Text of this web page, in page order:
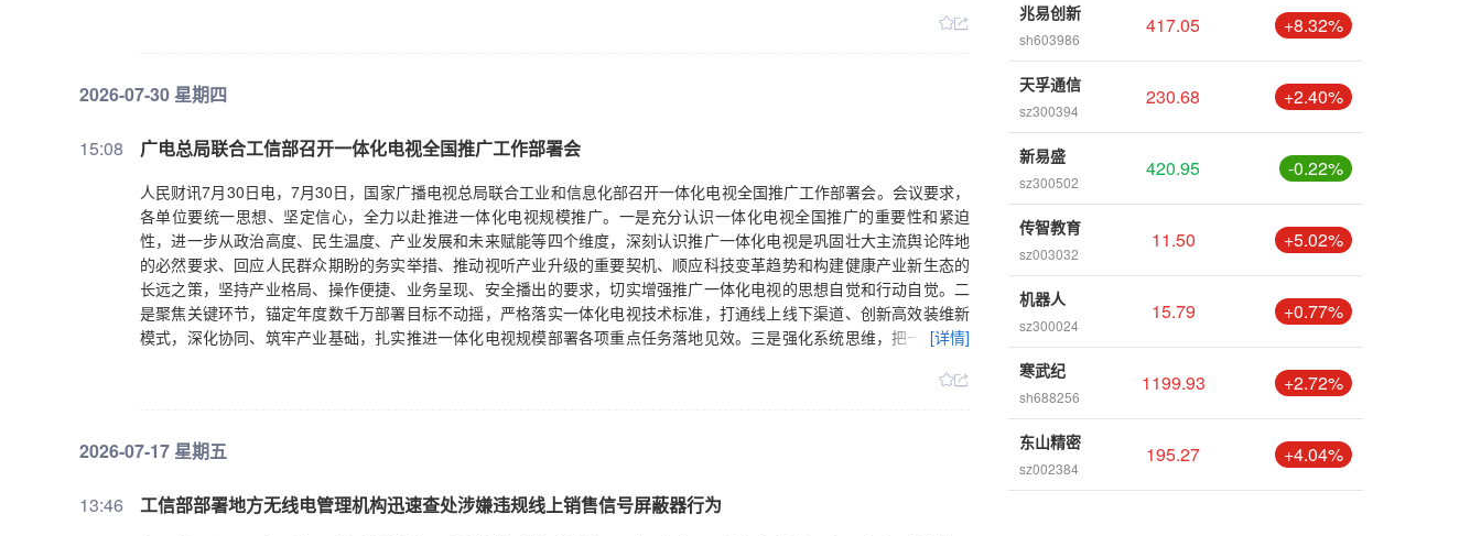
2026-07-30 星期四
15:08 广电总局联合工信部召开一体化电视全国推广工作部署会
人民财讯7月30日电，7月30日，国家广播电视总局联合工业和信息化部召开一体化电视全国推广工作部署会。会议要求，
各单位要统一思想、坚定信心，全力以赴推进一体化电视规模推广。一是充分认识一体化电视全国推广的重要性和紧迫
性，进一步从政治高度、民生温度、产业发展和未来赋能等四个维度，深刻认识推广一体化电视是巩固壮大主流舆论阵地
的必然要求、回应人民群众期盼的务实举措、推动视听产业升级的重要契机、顺应科技变革趋势和构建健康产业新生态的
长远之策，坚持产业格局、操作便捷、业务呈现、安全播出的要求，切实增强推广一体化电视的思想自觉和行动自觉。二
是聚焦关键环节，锚定年度数千万部署目标不动摇，严格落实一体化电视技术标准，打通线上线下渠道、创新高效装维新
模式，深化协同、筑牢产业基础，扎实推进一体化电视规模部署各项重点任务落地见效。三是强化系统思维，把一体化电
作相互促进、协同落地。四是凝聚各方力量，省级广电主管部门、各运营商、产业链各方、电商平台、内容版权方、技术
[详情]
2026-07-17 星期五
13:46 工信部部署地方无线电管理机构迅速查处涉嫌违规线上销售信号屏蔽器行为
兆易创新
sh603986
417.05 +8.32%
天孚通信
sz300394
230.68 +2.40%
新易盛
sz300502
420.95 -0.22%
传智教育
sz003032
11.50 +5.02%
机器人
sz300024
15.79 +0.77%
寒武纪
sh688256
1199.93 +2.72%
东山精密
sz002384
195.27 +4.04%